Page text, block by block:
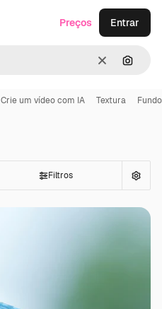
Limpar
Preços Entrar
Crie um vídeo com IA Textura Fundo
Filtros